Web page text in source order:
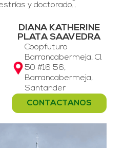
y doctorado…
DIANA KATHERINE
PLATA SAAVEDRA
Coopfuturo
Barrancabermeja, Cl.
50 #16 56,
Barrancabermeja,
Santander
CONTACTANOS